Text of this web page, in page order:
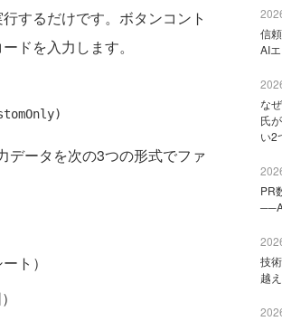
するだけです。ボタンコント
ドを入力します。
ータを次の3つの形式でファ
ト）
信
AI
な
氏
い2
PR
技
越